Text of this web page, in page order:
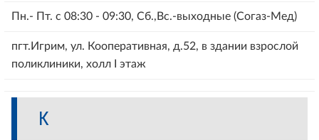
Пн.- Пт. с 08:30 - 09:30, Сб.,Вс.-выходные (Согаз-Мед)
пгт.Игрим, ул. Кооперативная, д.52, в здании взрослой
поликлиники, холл I этаж
К